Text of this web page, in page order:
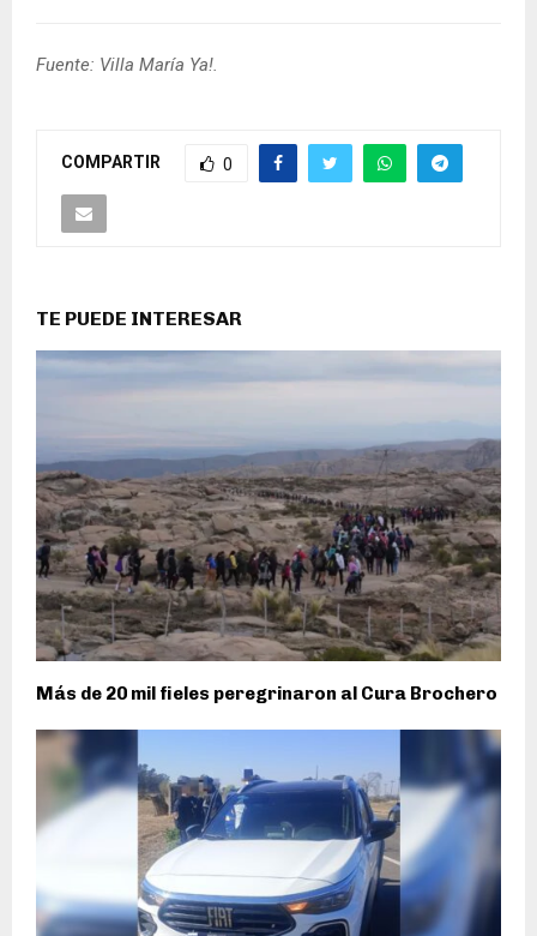
Fuente: Villa María Ya!.
COMPARTIR 0
TE PUEDE INTERESAR
Más de 20 mil fieles peregrinaron al Cura Brochero